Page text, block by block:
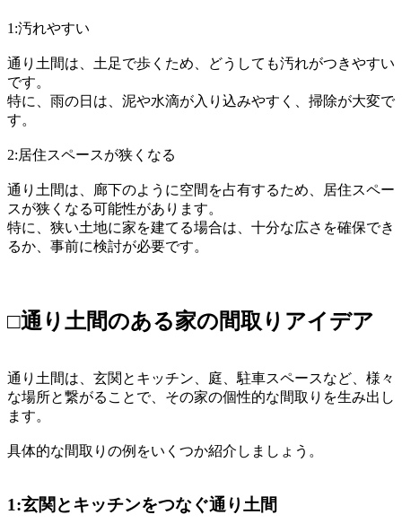
1:汚れやすい
通り土間は、土足で歩くため、どうしても汚れがつきやすい
です。
特に、雨の日は、泥や水滴が入り込みやすく、掃除が大変で
す。
2:居住スペースが狭くなる
通り土間は、廊下のように空間を占有するため、居住スペー
スが狭くなる可能性があります。
特に、狭い土地に家を建てる場合は、十分な広さを確保でき
るか、事前に検討が必要です。
□通り土間のある家の間取りアイデア
通り土間は、玄関とキッチン、庭、駐車スペースなど、様々
な場所と繋がることで、その家の個性的な間取りを生み出し
ます。
具体的な間取りの例をいくつか紹介しましょう。
1:玄関とキッチンをつなぐ通り土間